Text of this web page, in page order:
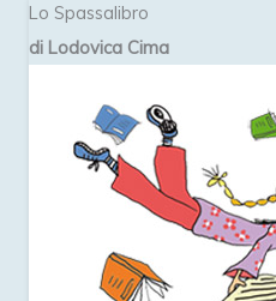
Lo Spassalibro
di Lodovica Cima